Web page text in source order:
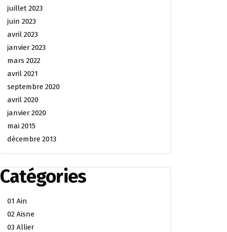
juillet 2023
juin 2023
avril 2023
janvier 2023
mars 2022
avril 2021
septembre 2020
avril 2020
janvier 2020
mai 2015
décembre 2013
Catégories
01 Ain
02 Aisne
03 Allier